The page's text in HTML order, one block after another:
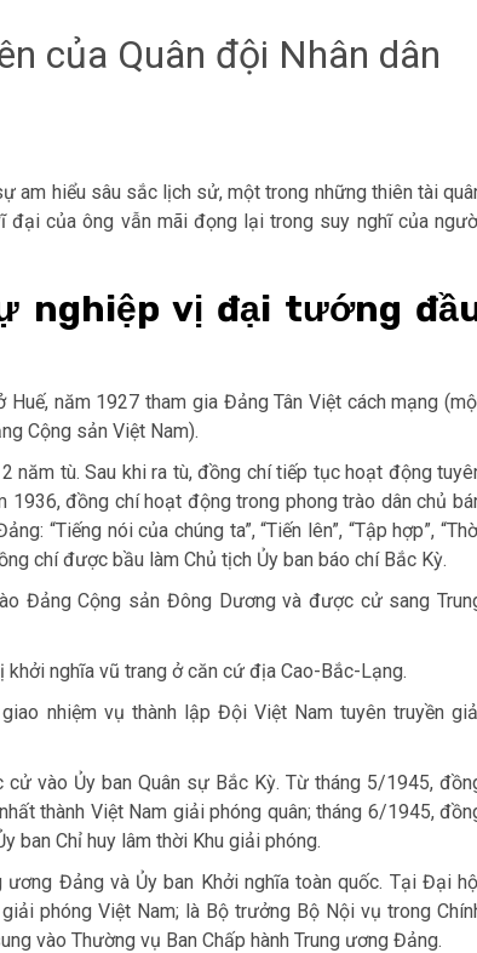
của Quân đội Nhân dân
am hiểu sâu sắc lịch sử, một trong những thiên tài
đại của ông vẫn mãi đọng lại trong suy nghĩ của
nghiệp vị đại tướng
năm 1927 tham gia Đảng Tân Việt cách mạng
Cộng sản Việt Nam).
năm tù. Sau khi ra tù, đồng chí tiếp tục hoạt động
1936, đồng chí hoạt động trong phong trào dân chủ
“Tiếng nói của chúng ta”, “Tiến lên”, “Tập hợp”,
chí được bầu làm Chủ tịch Ủy ban báo chí Bắc Kỳ.
Đảng Cộng sản Đông Dương và được cử sang
nghĩa vũ trang ở căn cứ địa Cao-Bắc-Lạng.
nhiệm vụ thành lập Đội Việt Nam tuyên truyền
vào Ủy ban Quân sự Bắc Kỳ. Từ tháng 5/1945,
thành Việt Nam giải phóng quân; tháng 6/1945,
ban Chỉ huy lâm thời Khu giải phóng.
Đảng và Ủy ban Khởi nghĩa toàn quốc. Tại Đại
phóng Việt Nam; là Bộ trưởng Bộ Nội vụ trong
vào Thường vụ Ban Chấp hành Trung ương Đảng.